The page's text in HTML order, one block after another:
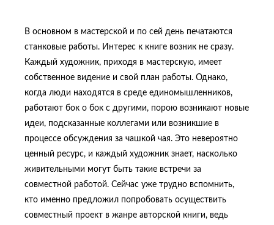
В основном в мастерской и по сей день печатаются
станковые работы. Интерес к книге возник не сразу.
Каждый художник, приходя в мастерскую, имеет
собственное видение и свой план работы. Однако,
когда люди находятся в среде единомышленников,
работают бок о бок с другими, порою возникают новые
идеи, подсказанные коллегами или возникшие в
процессе обсуждения за чашкой чая. Это невероятно
ценный ресурс, и каждый художник знает, насколько
живительными могут быть такие встречи за
совместной работой. Сейчас уже трудно вспомнить,
кто именно предложил попробовать осуществить
совместный проект в жанре авторской книги, ведь